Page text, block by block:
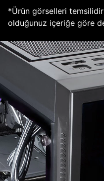
*Ürün görselleri
olduğunuz içeriğe göre